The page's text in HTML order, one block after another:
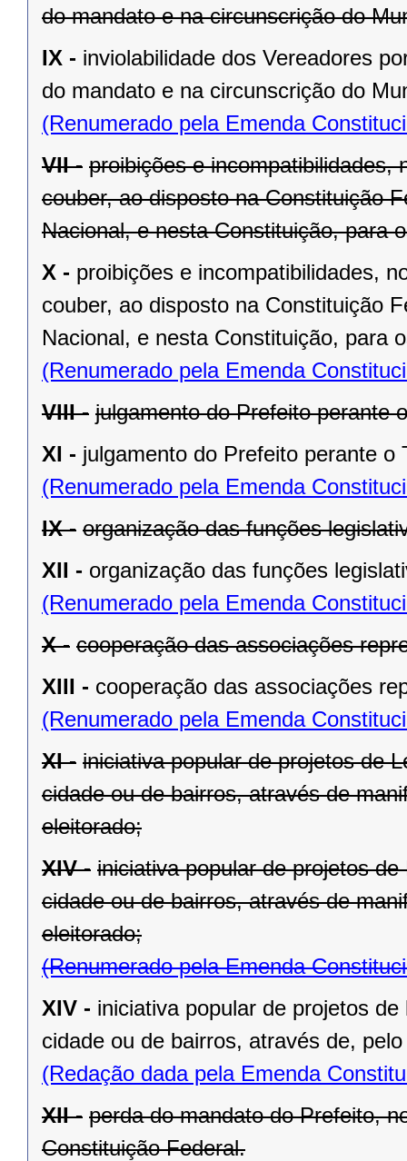
do mandato e na circunscrição do
IX - inviolabilidade dos Vereadores
do mandato e na circunscrição do
(Renumerado pela Emenda
VII - proibições e incompatibilidades,
couber, ao disposto na Constituição
Nacional, e nesta Constituição, para
X - proibições e incompatibilidades,
couber, ao disposto na Constituição
Nacional, e nesta Constituição, para
(Renumerado pela Emenda
VIII - julgamento do Prefeito perante
XI - julgamento do Prefeito perante o
(Renumerado pela Emenda
IX - organização das funções
XII - organização das funções
(Renumerado pela Emenda
X - cooperação das associações
XIII - cooperação das associações
(Renumerado pela Emenda
XI - iniciativa popular de projetos de
cidade ou de bairros, através de
eleitorado;
XIV - iniciativa popular de projetos
cidade ou de bairros, através de
eleitorado;
(Renumerado pela Emenda
XIV - iniciativa popular de projetos
cidade ou de bairros, através de,
(Redação dada pela Emenda
XII - perda do mandato do Prefeito,
Constituição Federal.